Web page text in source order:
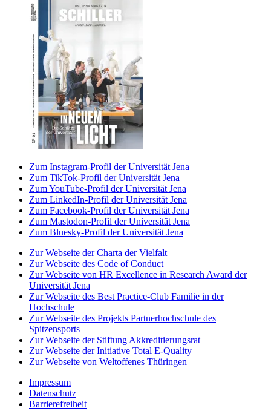
Zum Instagram-Profil der Universität Jena
Zum TikTok-Profil der Universität Jena
Zum YouTube-Profil der Universität Jena
Zum LinkedIn-Profil der Universität Jena
Zum Facebook-Profil der Universität Jena
Zum Mastodon-Profil der Universität Jena
Zum Bluesky-Profil der Universität Jena
Zur Webseite der Charta der Vielfalt
Zur Webseite des Code of Conduct
Zur Webseite von HR Excellence in Research Award der
Universität Jena
Zur Webseite des Best Practice-Club Familie in der
Hochschule
Zur Webseite des Projekts Partnerhochschule des
Spitzensports
Zur Webseite der Stiftung Akkreditierungsrat
Zur Webseite der Initiative Total E-Quality
Zur Webseite von Weltoffenes Thüringen
Impressum
Datenschutz
Barrierefreiheit